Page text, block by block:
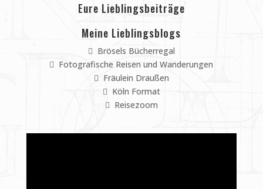
Eure Lieblingsbeiträge
Meine Lieblingsblogs
Brösels Bücherregal
Fotografische Reisen und Wanderungen
Fräulein Draußen
Köln Format
Reisezoom